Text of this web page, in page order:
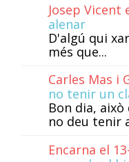
Josep Vicent
alenar
D'algú qui
més que...
Carles Mas i
no tenir un
Bon dia,
no deu tenir
Encarna el